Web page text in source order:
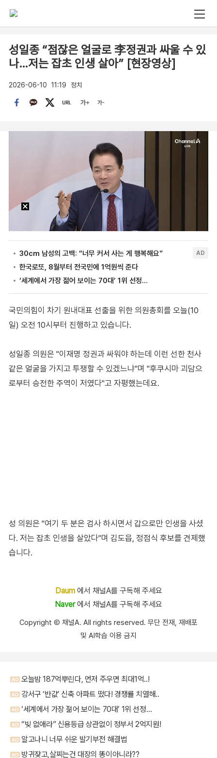
성일종 “점잖은 얼굴로 李정권과 싸울 수 있
나…저는 잡초 인생 살아” [현장영상]
2026-06-10 11:19 정치
국민의힘이 차기 원내대표 선출을 위한 의원총회를 오늘(10
일) 오전 10시부터 진행하고 있습니다.
성일종 의원은 "이재명 정권과 싸워야 하는데 이런 선한 천사
같은 얼굴을 가지고 투쟁할 수 있겠느냐"며 "후쿠시마 괴담으
로부터 승전한 주역이 저였다"고 자평했는데요.
성 의원은 "여기 두 분은 검사 하시면서 갑으로만 인생을 사셨
다. 저는 잡초 인생을 살았다"며 김도읍, 정점식 후보를 견제했
습니다.
Daum에서 채널A를 구독해 주세요
Naver에서 채널A를 구독해 주세요
Copyright Ⓒ 채널A. All rights reserved. 무단 전재, 재배포
및 AI학습 이용 금지